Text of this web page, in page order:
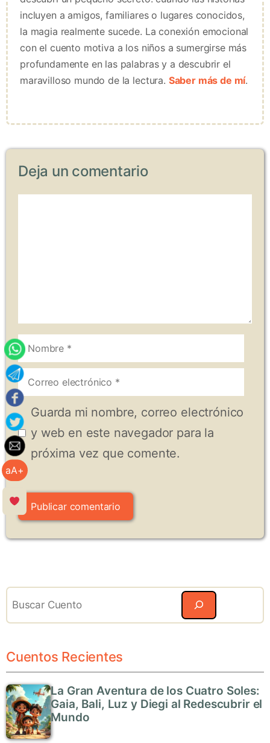
aA+
incluyen a amigos, familiares o lugares conocidos,
la magia realmente sucede. La conexión emocional
con el cuento motiva a los niños a sumergirse más
profundamente en las palabras y a descubrir el
maravilloso mundo de la lectura. Saber más de mí.
Deja un comentario
Nombre
Correo
electrónico
Guarda mi nombre, correo electrónico
y web en este navegador para la
próxima vez que comente.
Cuentos Recientes
La Gran Aventura de los Cuatro Soles:
Gaia, Bali, Luz y Diegi al Redescubrir el
Mundo